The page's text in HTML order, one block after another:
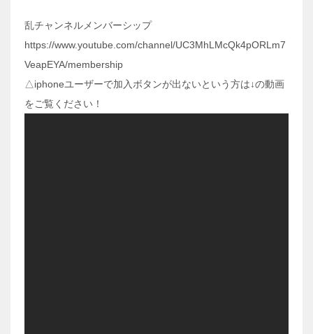
乱チャンネルメンバーシップ
https://www.youtube.com/channel/UC3MhLMcQk4pORLm7
VeapEYA/membership
△iphoneユーザーで加入ボタンが出ないという方は↓の動画
をご覧ください！